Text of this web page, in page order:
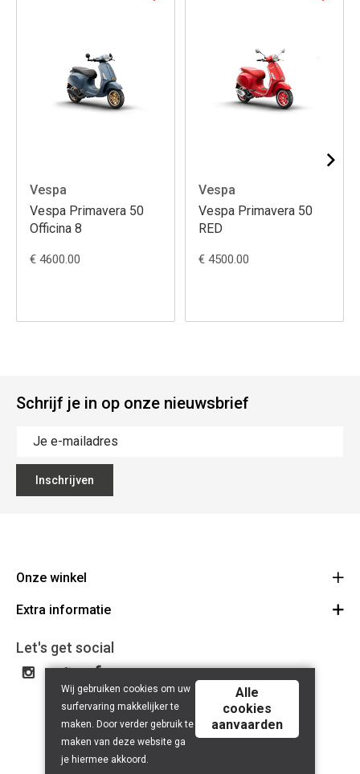
Vespa
Vespa Primavera 50
Officina 8
€ 4600.00
Vespa
Vespa Primavera 50
RED
€ 4500.00
Schrijf je in op onze nieuwsbrief
Inschrijven
Onze winkel
Lippenslaan 12
Route
Tel: +32 50 62 83 43
BE 0464.125.105
Extra informatie
Algemene Voorwaarden
Privacy Policy
Let's get social
Wij gebruiken cookies om uw
surfervaring makkelijker te
maken. Door verder gebruik te
maken van deze website ga
je hiermee akkoord.
Alle
cookies
aanvaarden